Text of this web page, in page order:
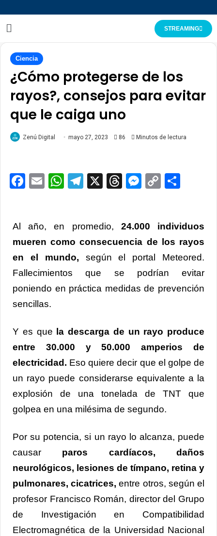
STREAMING
Ciencia
¿Cómo protegerse de los
rayos?, consejos para evitar
que le caiga uno
Zenú Digital mayo 27, 2023 86 Minutos de lectura
Facebook
EmailWhatsApp
Telegram
X ThreadsCopy
Al año, en promedio, 24.000 individuos
mueren como consecuencia de los rayos
en el mundo, según el portal Meteored.
Fallecimientos que se podrían evitar
poniendo en práctica medidas de prevención
sencillas.
Y es que
la descarga de un rayo produce
entre 30.000 y 50.000 amperios de
electricidad. Eso quiere decir que el golpe de
un rayo puede considerarse equivalente a la
explosión de una tonelada de TNT que
golpea en una milésima de segundo.
Por su potencia, si un rayo lo alcanza, puede
causar paros cardíacos, daños
neurológicos, lesiones de tímpano, retina y
pulmonares, cicatrices, entre otros, según el
profesor Francisco Román, director del Grupo
de Investigación en Compatibilidad
Electromagnética de la Universidad Nacional